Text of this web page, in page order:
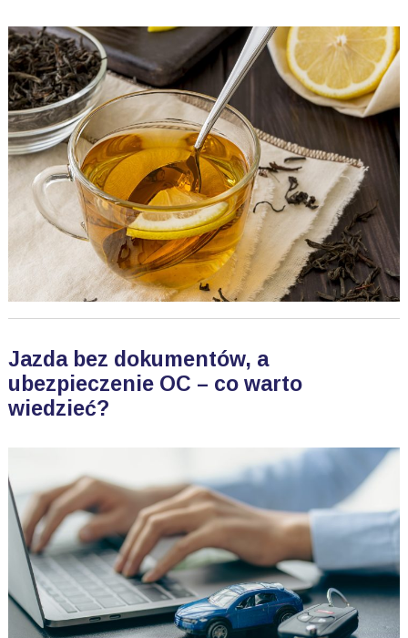
Jazda bez dokumentów, a
ubezpieczenie OC – co warto
wiedzieć?